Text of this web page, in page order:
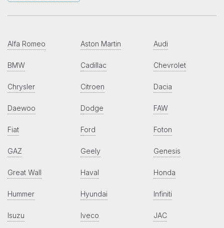
Alfa Romeo Aston Martin Audi
BMW Cadillac Chevrolet
Chrysler Citroen Dacia
Daewoo Dodge FAW
Fiat Ford Foton
GAZ Geely Genesis
Great Wall Haval Honda
Hummer Hyundai Infiniti
Isuzu Iveco JAC